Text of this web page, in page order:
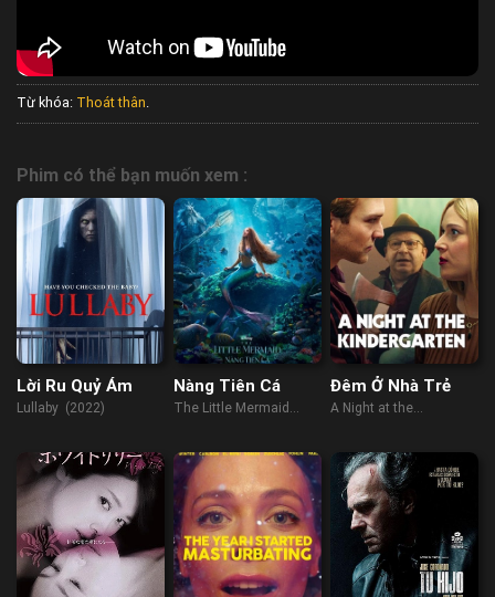
Từ khóa: Thoát thân.
Phim có thể bạn muốn xem :
Lời Ru Quỷ Ám
Lullaby (2022)
Nàng Tiên Cá
The Little Mermaid
Đêm Ở Nhà Trẻ
A Night at the